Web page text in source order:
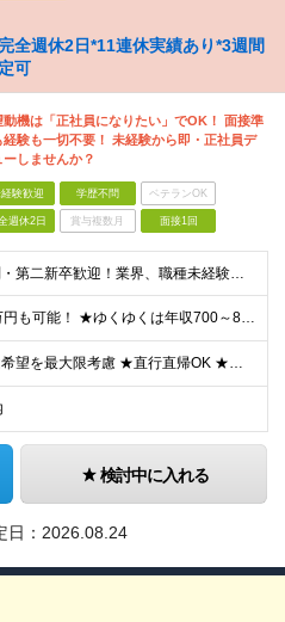
全週休2日*11連休実績あり*3週間
可
動機は「正社員になりたい」でOK！ 面接準
経験も一切不要！ 未経験から即・正社員デ
ーしませんか？
験歓迎 学歴不問 ベテランOK
週休2日 賞与複数月 面接1回
＜学歴不問・第二新卒歓迎！業界、職種未経験歓迎！20代～30代活躍中＞ ★35歳以下の方（若年層の長期キャリア形成を図るため） ★フリーター・正社員未経験・社会人未経験OK ★転職回数が多い方もぜひ
★月収35万円も可能！ ★ゆくゆくは年収700～800万円も！ ★手当が多数あり ・残業手当（100％）★1分単位で支給 ・資格手当（最大月6万円） ・結婚/出産祝金（最大3万円） 【首都圏・北関東
★勤務地は希望を最大限考慮 ★直行直帰OK ★車通勤のエリアもあり ★研修は、下記いずれかの研修センターで行います ・東京校（東京本社とアクセスは同様） ・大阪校（大阪府大阪市中央区道修町 2-1-1
検討中に入れる
： 2026.08.24